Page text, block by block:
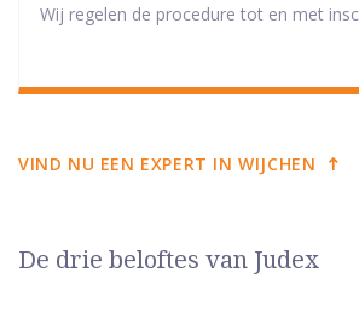
Wij regelen de procedure tot en met
VIND NU EEN EXPERT IN WIJCHEN
De drie beloftes van Judex